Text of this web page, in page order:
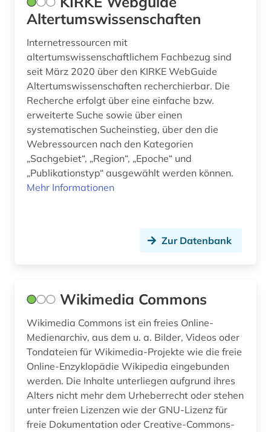
Altertumswissenschaften
Internetressourcen mit
altertumswissenschaftlichem Fachbezug sind
seit März 2020 über den KIRKE WebGuide
Altertumswissenschaften recherchierbar. Die
Recherche erfolgt über eine einfache bzw.
erweiterte Suche sowie über einen
systematischen Sucheinstieg, über den die
Webressourcen nach den Kategorien
„Sachgebiet“, „Region“, „Epoche“ und
„Publikationstyp“ ausgewählt werden können.
Mehr Informationen
Zur Datenbank
Wikimedia Commons
Wikimedia Commons ist ein freies Online-
Medienarchiv, aus dem u. a. Bilder, Videos oder
Tondateien für Wikimedia-Projekte wie die freie
Online-Enzyklopädie Wikipedia eingebunden
werden. Die Inhalte unterliegen aufgrund ihres
Alters nicht mehr dem Urheberrecht oder stehen
unter freien Lizenzen wie der GNU-Lizenz für
freie Dokumentation oder Creative-Commons-